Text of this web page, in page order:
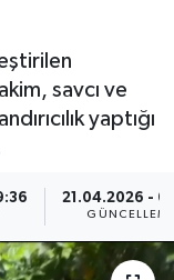
savcı ve
yaptığı
21.04.2026 -